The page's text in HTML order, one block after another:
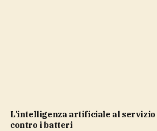
L’intelligenza artificiale al servizio della lotta
contro i batteri